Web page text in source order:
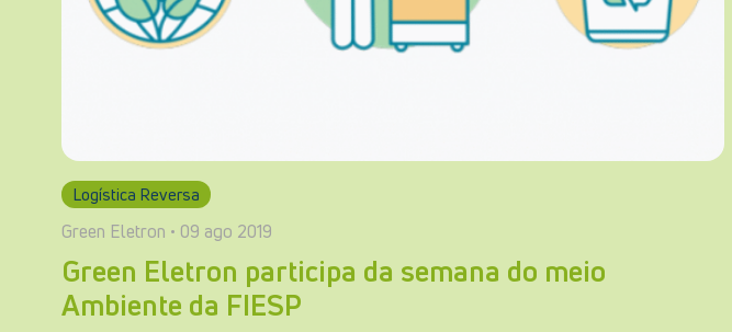
Logística Reversa
Green Eletron • 09 ago 2019
Green Eletron participa da semana do meio
Ambiente da FIESP